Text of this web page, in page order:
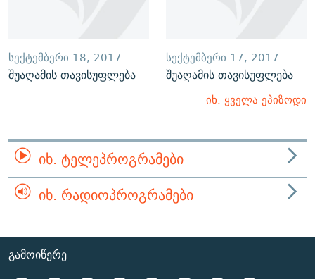
ᲡᲔᲥᲢᲔᲛᲑᲔᲠᲘ 18, 2017
შუაღამის თავისუფლება
ᲡᲔᲥᲢᲔᲛᲑᲔᲠᲘ 17, 2017
შუაღამის თავისუფლება
იხ. ყველა ეპიზოდი
ᲘᲮ. ᲢᲔᲚᲔᲞᲠᲝᲒᲠᲐᲛᲔᲑᲘ
ᲘᲮ. ᲠᲐᲓᲘᲝᲞᲠᲝᲒᲠᲐᲛᲔᲑᲘ
ᲒᲐᲛᲝᲘᲬᲔᲠᲔ